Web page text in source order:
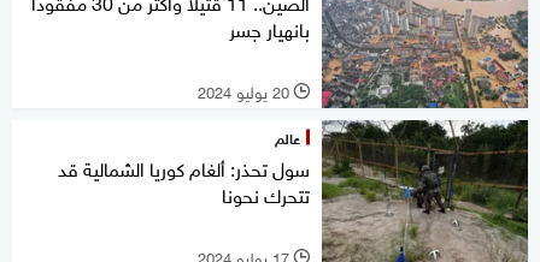
بانهيار جسر
l 20 يوليو 2024
عالم
سول تحذر: ألغام كوريا الشمالية قد
تتحرك نحونا
l